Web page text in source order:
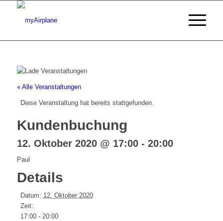
« Alle Veranstaltungen
Diese Veranstaltung hat bereits stattgefunden.
Kundenbuchung
12. Oktober 2020 @ 17:00- 20:00
Paul
Details
Datum: 12. Oktober 2020
Zeit:
17:00 - 20:00